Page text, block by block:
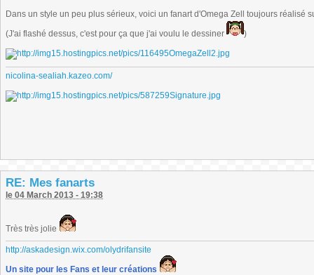
Dans un style un peu plus sérieux, voici un fanart d'Omega Zell toujours réalisé
(J'ai flashé dessus, c'est pour ça que j'ai voulu le dessiner
)
nicolina-sealiah.kazeo.com/
RE: Mes fanarts
le 04 March 2013 - 19:38
Très très jolie
http://askadesign.wix.com/olydrifansite
Un site pour les Fans et leur créations